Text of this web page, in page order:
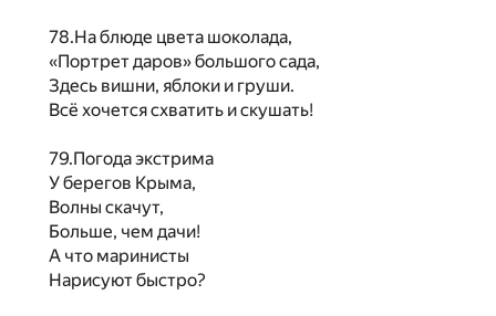
78.На блюде цвета шоколада,
«Портрет даров» большого сада,
Здесь вишни, яблоки и груши.
Всё хочется схватить и скушать!
79.Погода экстрима
У берегов Крыма,
Волны скачут,
Больше, чем дачи!
А что маринисты
Нарисуют быстро?